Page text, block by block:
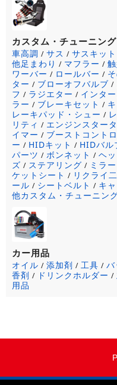
カスタム・チューニング
車高調 / サス / サスキット
他足まわり / マフラー /
ワーバー / ロールバー /
ター / ブローオフバルブ /
フ / ラジエター / インタ
ラー / ブレーキセット /
レーキパッド・シュー /
リティ / エンジンスター
イマー / ブーストコント
ー / HIDキット / HIDバル
パーツ / ボンネット / ヘ
ズ / ステアリング / ミラー
ケットシート / リクライ
ール / シートベルト / キ
他カスタム・チューニン
カー用品
オイル / 添加剤 / 工具 / バ
香剤 / ドリンクホルダー /
用品